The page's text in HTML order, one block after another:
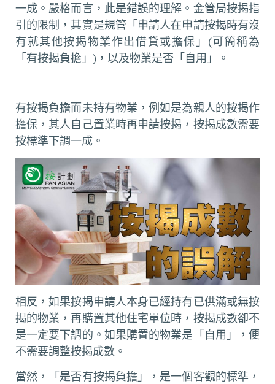
一成。嚴格而言，此是錯誤的理解。金管局按揭指
引的限制，其實是規管「申請人在申請按揭時有沒
有就其他按揭物業作出借貸或擔保」(可簡稱為
「有按揭負擔」)，以及物業是否「自用」。
有按揭負擔而未持有物業，例如是為親人的按揭作
擔保，其人自己置業時再申請按揭，按揭成數需要
按標準下調一成。
相反，如果按揭申請人本身已經持有已供滿或無按
揭的物業，再購置其他住宅單位時，按揭成數卻不
是一定要下調的。如果購置的物業是「自用」，便
不需要調整按揭成數。
當然，「是否有按揭負擔」，是一個客觀的標準，